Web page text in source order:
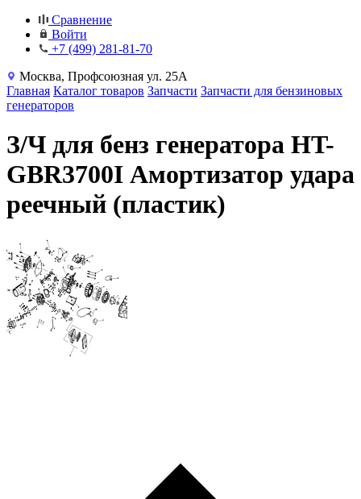
Сравнение
Войти
+7 (499) 281-81-70
Москва, Профсоюзная ул. 25А
Главная Каталог товаров Запчасти Запчасти для бензиновых
генераторов
З/Ч для бенз генератора HT-
GBR3700I Амортизатор удара
реечный (пластик)